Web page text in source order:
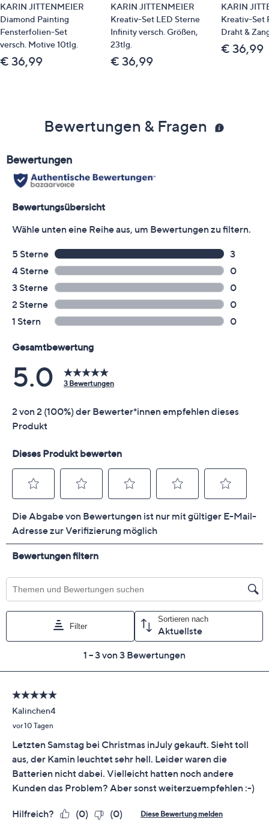
KARIN JITTENMEIER
Diamond Painting
Fensterfolien-Set
versch. Motive 10tlg.
€ 36,99
KARIN JITTENMEIER
Kreativ-Set LED Sterne
Infinity versch. Größen,
23tlg.
€ 36,99
KARIN
Kreativ-Set
Draht &
€ 36,99
Bewertungen & Fragen